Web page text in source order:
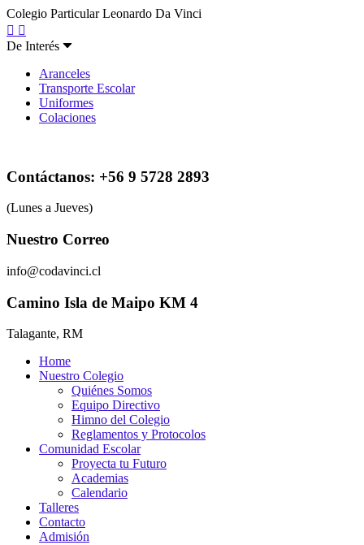
Colegio Particular Leonardo Da Vinci
De Interés
Aranceles
Transporte Escolar
Uniformes
Colaciones
Contáctanos: +56 9 5728 2893
(Lunes a Jueves)
Nuestro Correo
info@codavinci.cl
Camino Isla de Maipo KM 4
Talagante, RM
Home
Nuestro Colegio
Quiénes Somos
Equipo Directivo
Himno del Colegio
Reglamentos y Protocolos
Comunidad Escolar
Proyecta tu Futuro
Academias
Calendario
Talleres
Contacto
Admisión